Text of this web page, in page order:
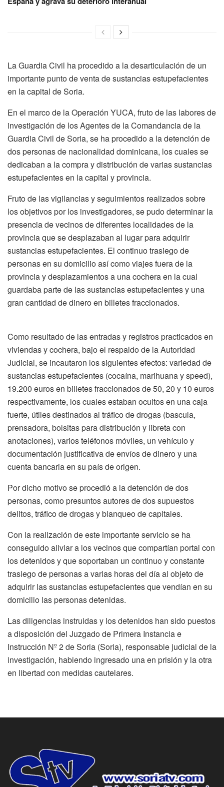
La Guardia Civil ha procedido a la desarticulación de un
importante punto de venta de sustancias estupefacientes
en la capital de Soria.
En el marco de la Operación YUCA, fruto de las labores de
investigación de los Agentes de la Comandancia de la
Guardia Civil de Soria, se ha procedido a la detención de
dos personas de nacionalidad dominicana, los cuales se
dedicaban a la compra y distribución de varias sustancias
estupefacientes en la capital y provincia.
Fruto de las vigilancias y seguimientos realizados sobre
los objetivos por los investigadores, se pudo determinar la
presencia de vecinos de diferentes localidades de la
provincia que se desplazaban al lugar para adquirir
sustancias estupefacientes. El continuo trasiego de
personas en su domicilio así como viajes fuera de la
provincia y desplazamientos a una cochera en la cual
guardaba parte de las sustancias estupefacientes y una
gran cantidad de dinero en billetes fraccionados.
Como resultado de las entradas y registros practicados en
viviendas y cochera, bajo el respaldo de la Autoridad
Judicial, se incautaron los siguientes efectos: variedad de
sustancias estupefacientes (cocaína, marihuana y speed),
19.200 euros en billetes fraccionados de 50, 20 y 10 euros
respectivamente, los cuales estaban ocultos en una caja
fuerte, útiles destinados al tráfico de drogas (bascula,
prensadora, bolsitas para distribución y libreta con
anotaciones), varios teléfonos móviles, un vehículo y
documentación justificativa de envíos de dinero y una
cuenta bancaria en su país de origen.
Por dicho motivo se procedió a la detención de dos
personas, como presuntos autores de dos supuestos
delitos, tráfico de drogas y blanqueo de capitales.
Con la realización de este importante servicio se ha
conseguido aliviar a los vecinos que compartían portal con
los detenidos y que soportaban un continuo y constante
trasiego de personas a varias horas del día al objeto de
adquirir las sustancias estupefacientes que vendían en su
domicilio las personas detenidas.
Las diligencias instruidas y los detenidos han sido puestos
a disposición del Juzgado de Primera Instancia e
Instrucción Nº 2 de Soria (Soria), responsable judicial de la
investigación, habiendo ingresado una en prisión y la otra
en libertad con medidas cautelares.